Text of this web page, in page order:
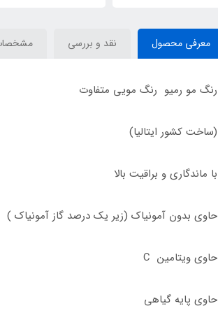
معرفی محصول نقد و بررسی
رنگ مو رمیو رنگ مویی متفاوت
(ساخت کشور ایتالیا)
با ماندگاری و براقیت بالا
حاوی بدون آمونیاک (زیر یک درصد گاز آمونیاک )
حاوی ویتامین C
حاوی پایه گیاهی